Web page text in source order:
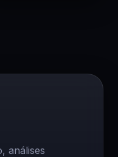
análises